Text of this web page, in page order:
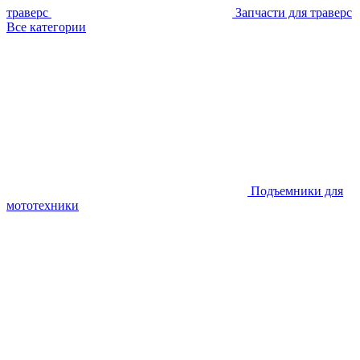
траверс
Запчасти для траверс
Все категории
Подъемники для
мототехники